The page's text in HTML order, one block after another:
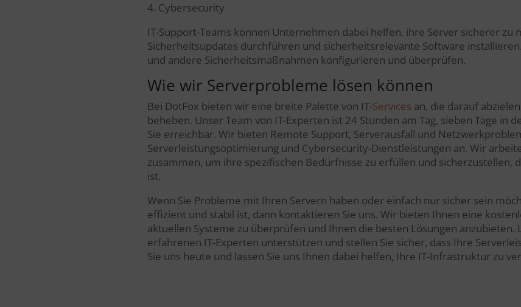
4. Cybersecurity
IT-Support-Teams können Unternehmen dabei helfen, ihre Server sicherer zu
Sicherheitsupdates durchführen und sicherheitsrelevante Software
und andere Sicherheitsmaßnahmen konfigurieren und überprüfen.
Wie wir Serverprobleme lösen können
Bei DotFox bieten wir eine breite Palette von IT-Services an, die darauf
beheben. Unser Team von IT-Experten ist 24 Stunden am Tag, sieben Tage in
Sie erreichbar. Wir bieten Remote Support, Serverausfall und
Serverleistungsoptimierung und Cybersecurity-Dienstleistungen an. Wir
zusammen, um ihre spezifischen Bedürfnisse zu erfüllen und sicherzustellen,
ist.
Wenn Sie Probleme mit Ihren Servern haben oder einfach nur sicher sein
effizient und stabil ist, dann kontaktieren Sie uns. Wir bieten Ihnen eine
aktuellen Systeme zu überprüfen und Ihnen die besten Lösungen anzubieten.
erfahrenen IT-Experten unterstützen und stellen Sie sicher, dass Ihre
Sie uns heute und lassen Sie uns Ihnen dabei helfen, Ihre IT-Infrastruktur zu